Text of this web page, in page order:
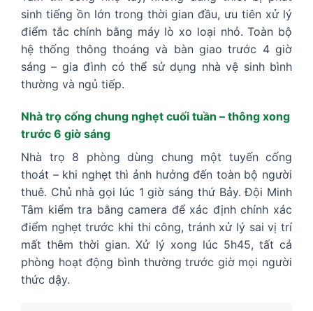
sinh tiếng ồn lớn trong thời gian đầu, ưu tiên xử lý
điểm tắc chính bằng máy lò xo loại nhỏ. Toàn bộ
hệ thống thông thoáng và bàn giao trước 4 giờ
sáng – gia đình có thể sử dụng nhà vệ sinh bình
thường và ngủ tiếp.
Nhà trọ cống chung nghẹt cuối tuần – thông xong
trước 6 giờ sáng
Nhà trọ 8 phòng dùng chung một tuyến cống
thoát – khi nghẹt thì ảnh hưởng đến toàn bộ người
thuê. Chủ nhà gọi lúc 1 giờ sáng thứ Bảy. Đội Minh
Tâm kiểm tra bằng camera để xác định chính xác
điểm nghẹt trước khi thi công, tránh xử lý sai vị trí
mất thêm thời gian. Xử lý xong lúc 5h45, tất cả
phòng hoạt động bình thường trước giờ mọi người
thức dậy.